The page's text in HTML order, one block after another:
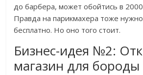
до барбера, может обойтись в
Правда на парикмахера тоже
бесплатно. Но оно того стоит.
Бизнес-идея №2:
магазин для бороды